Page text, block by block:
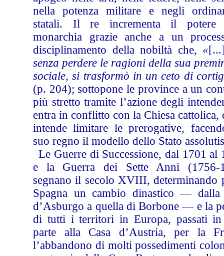
nella potenza militare e negli
statali. Il re incrementa il potere
monarchia grazie anche a un
disciplinamento della nobiltà che, «
senza perdere le ragioni della sua
sociale, si trasformò in un ceto di
(p. 204); sottopone le province a un
più stretto tramite l’azione degli
entra in conflitto con la Chiesa cattolica,
intende limitare le prerogative,
suo regno il modello dello Stato
Le Guerre di Successione, dal 1701 al
e la Guerra dei Sette Anni (1756-
segnano il secolo XVIII, determinando
Spagna un cambio dinastico — dalla
d’Asburgo a quella di Borbone — e la
di tutti i territori in Europa, passati in
parte alla Casa d’Austria, per la
l’abbandono di molti possedimenti